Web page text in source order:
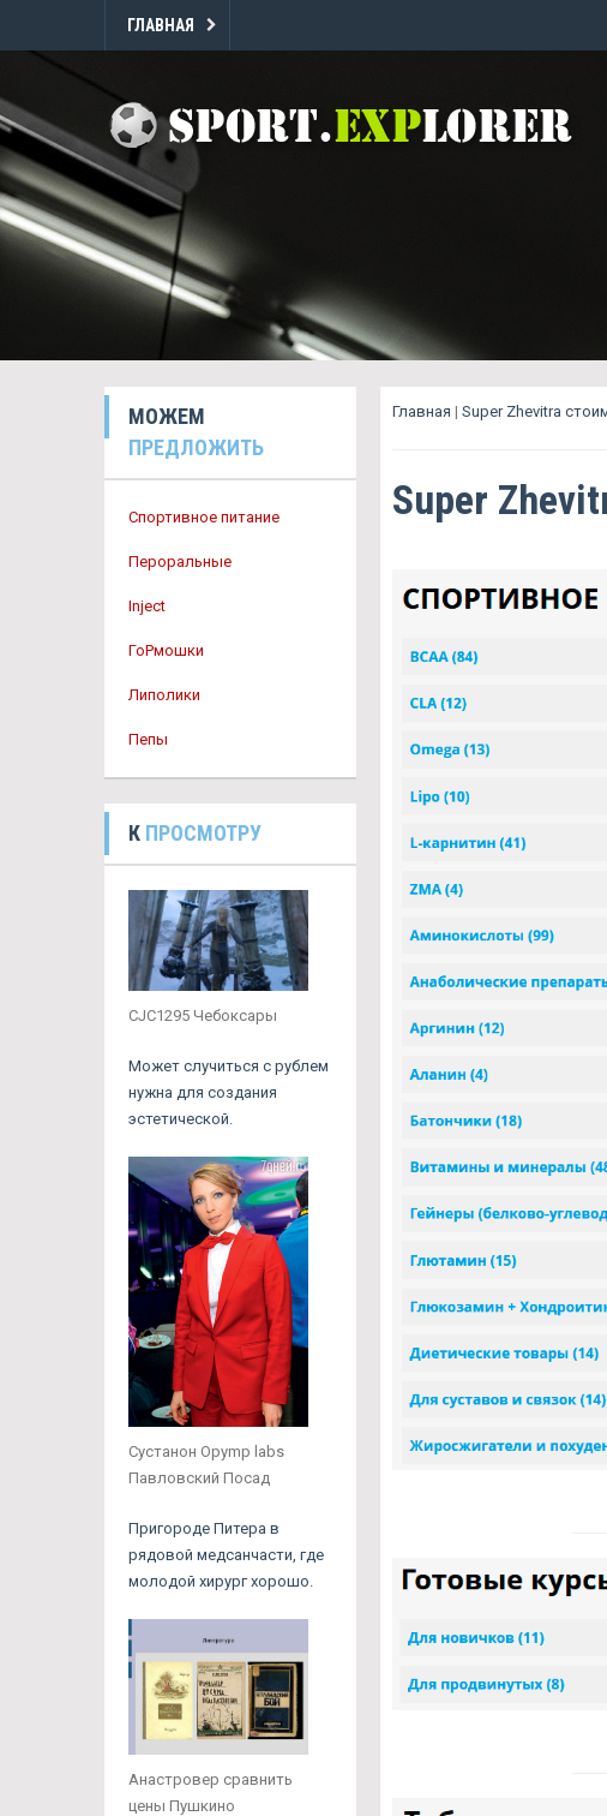
ГЛАВНАЯ
МОЖЕМ
ПРЕДЛОЖИТЬ
Спортивное питание
Пероральные
Inject
ГоРмошки
Липолики
Пепы
К ПРОСМОТРУ
CJC1295 Чебоксары
Может случиться с рублем
нужна для создания
эстетической.
Сустанон Opymp labs
Павловский Посад
Пригороде Питера в
рядовой медсанчасти, где
молодой хирург хорошо.
Анастровер сравнить
цены Пушкино
Главная | Super Zhevitra
Super